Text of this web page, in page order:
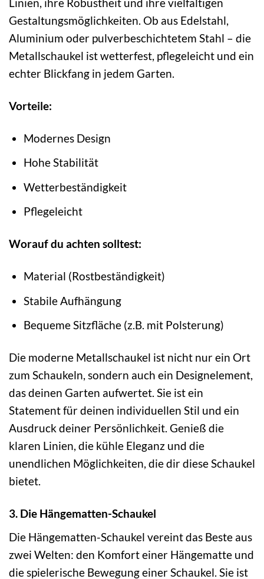
Gestaltungsmöglichkeiten. Ob aus Edelstahl,
Aluminium oder pulverbeschichtetem Stahl – die
Metallschaukel ist wetterfest, pflegeleicht und ein
echter Blickfang in jedem Garten.
Vorteile:
Modernes Design
Hohe Stabilität
Wetterbeständigkeit
Pflegeleicht
Worauf du achten solltest:
Material (Rostbeständigkeit)
Stabile Aufhängung
Bequeme Sitzfläche (z.B. mit Polsterung)
Die moderne Metallschaukel ist nicht nur ein Ort
zum Schaukeln, sondern auch ein Designelement,
das deinen Garten aufwertet. Sie ist ein
Statement für deinen individuellen Stil und ein
Ausdruck deiner Persönlichkeit. Genieß die
klaren Linien, die kühle Eleganz und die
unendlichen Möglichkeiten, die dir diese Schaukel
bietet.
3. Die Hängematten-Schaukel
Die Hängematten-Schaukel vereint das Beste aus
zwei Welten: den Komfort einer Hängematte und
die spielerische Bewegung einer Schaukel. Sie ist